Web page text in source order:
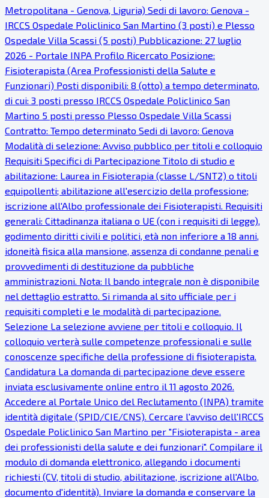
Metropolitana - Genova, Liguria) Sedi di lavoro: Genova -
IRCCS Ospedale Policlinico San Martino (3 posti) e Plesso
Ospedale Villa Scassi (5 posti) Pubblicazione: 27 luglio
2026 - Portale INPA Profilo Ricercato Posizione:
Fisioterapista (Area Professionisti della Salute e
Funzionari) Posti disponibili: 8 (otto) a tempo determinato,
di cui: 3 posti presso IRCCS Ospedale Policlinico San
Martino 5 posti presso Plesso Ospedale Villa Scassi
Contratto: Tempo determinato Sedi di lavoro: Genova
Modalità di selezione: Avviso pubblico per titoli e colloquio
Requisiti Specifici di Partecipazione Titolo di studio e
abilitazione: Laurea in Fisioterapia (classe L/SNT2) o titoli
equipollenti; abilitazione all'esercizio della professione;
iscrizione all'Albo professionale dei Fisioterapisti. Requisiti
generali: Cittadinanza italiana o UE (con i requisiti di legge),
godimento diritti civili e politici, età non inferiore a 18 anni,
idoneità fisica alla mansione, assenza di condanne penali e
provvedimenti di destituzione da pubbliche
amministrazioni. Nota: Il bando integrale non è disponibile
nel dettaglio estratto. Si rimanda al sito ufficiale per i
requisiti completi e le modalità di partecipazione.
Selezione La selezione avviene per titoli e colloquio. Il
colloquio verterà sulle competenze professionali e sulle
conoscenze specifiche della professione di fisioterapista.
Candidatura La domanda di partecipazione deve essere
inviata esclusivamente online entro il 11 agosto 2026.
Accedere al Portale Unico del Reclutamento (INPA) tramite
identità digitale (SPID/CIE/CNS). Cercare l'avviso dell'IRCCS
Ospedale Policlinico San Martino per "Fisioterapista - area
dei professionisti della salute e dei funzionari". Compilare il
modulo di domanda elettronico, allegando i documenti
richiesti (CV, titoli di studio, abilitazione, iscrizione all'Albo,
documento d'identità). Inviare la domanda e conservare la